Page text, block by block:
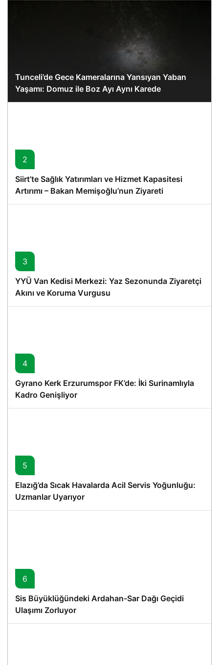
Tunceli’de Gece Kameralarına Yansıyan Yaban
Yaşamı: Domuz ile Boz Ayı Aynı Karede
2
Siirt’te Sağlık Yatırımları ve Hizmet Kapasitesi
Artırımı – Bakan Memişoğlu’nun Ziyareti
3
YYÜ Van Kedisi Merkezi: Yaz Sezonunda Ziyaretçi
Akını ve Koruma Vurgusu
4
Gyrano Kerk Erzurumspor FK’de: İki Surinamlıyla
Kadro Genişliyor
5
Elazığ’da Sıcak Havalarda Acil Servis Yoğunluğu:
Uzmanlar Uyarıyor
6
Sis Büyüklüğündeki Ardahan-Sar Dağı Geçidi
Ulaşımı Zorluyor